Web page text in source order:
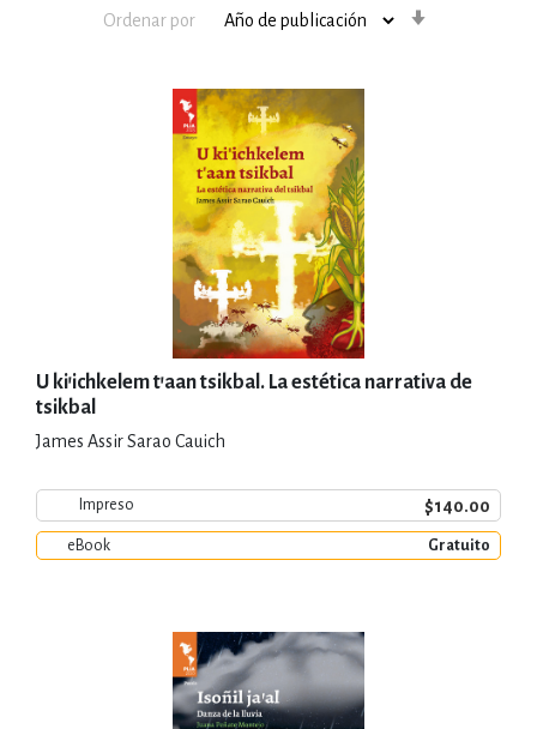
Ordenar por
U ki'ichkelem t'aan tsikbal. La estética narrativa de
tsikbal
James Assir Sarao Cauich
Impreso $140.00
eBook Gratuito